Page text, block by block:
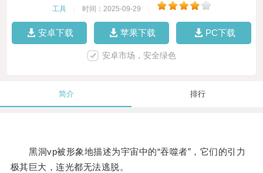
工具 时间：2025-09-29
安卓下载 苹果下载 PC下载
安卓市场，安全绿色
简介 排行
黑洞vp被形象地描述为宇宙中的“吞噬者”，它们的引力
极其巨大，连光都无法逃脱。